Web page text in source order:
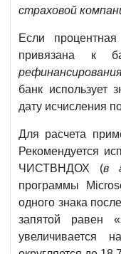
страховой
Если
привязана к
банк использует
дату исчисления
Для расчета
Рекомендуется
ЧИСТВНДОХ (в
программы
одного знака
запятой равен
увеличивается